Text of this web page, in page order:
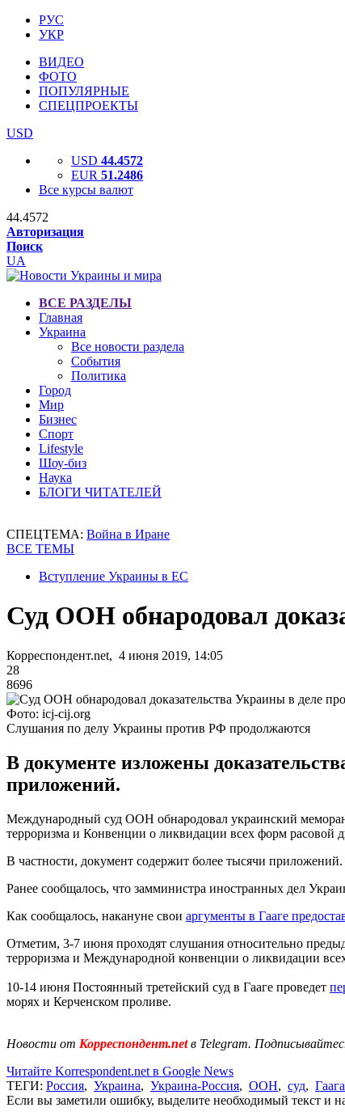
РУС
УКР
ВИДЕО
ФОТО
ПОПУЛЯРНЫЕ
СПЕЦПРОЕКТЫ
USD
USD 44.4572
EUR 51.2486
Все курсы валют
44.4572
Авторизация
Поиск
UA
ВСЕ РАЗДЕЛЫ
Главная
Украина
Все новости раздела
События
Политика
Город
Мир
Бизнес
Спорт
Lifestyle
Шоу-биз
Наука
БЛОГИ ЧИТАТЕЛЕЙ
СПЕЦТЕМА: Война в Иране
ВСЕ ТЕМЫ
Вступление Украины в ЕС
Суд ООН обнародовал
Корреспондент.net, 4 июня 2019, 14:05
28
8696
Фото: icj-cij.org
Слушания по делу Украины против РФ продолжаются
В документе изложены
приложений.
Международный суд ООН обнародовал украинский
терроризма и Конвенции о ликвидации всех форм расовой
В частности, документ содержит более тысячи
Ранее сообщалось, что замминистра иностранных дел
Как сообщалось, накануне свои аргументы в Гааге
Отметим, 3-7 июня проходят слушания относительно
терроризма и Международной конвенции о ликвидации
10-14 июня Постоянный третейский суд в Гааге проведет
морях и Керченском проливе.
Новости от Корреспондент.netв Telegram.
Читайте Korrespondent.net в Google News
ТЕГИ: Россия, Украина, Украина-Россия, ООН, суд, Гаага
Если вы заметили ошибку, выделите необходимый текст и